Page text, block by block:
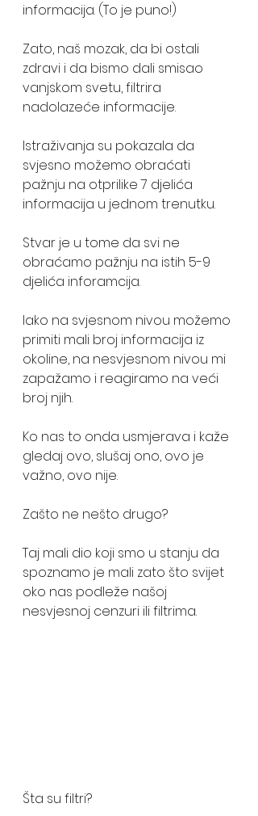
informacija. (To je puno!)
Zato, naš mozak, da bi ostali
zdravi i da bismo dali smisao
vanjskom svetu, filtrira
nadolazeće informacije.
Istraživanja su pokazala da
svjesno možemo obraćati
pažnju na otprilike 7 djelića
informacija u jednom trenutku.
Stvar je u tome da svi ne
obraćamo pažnju na istih 5-9
djelića inforamcija.
Iako na svjesnom nivou možemo
primiti mali broj informacija iz
okoline, na nesvjesnom nivou mi
zapažamo i reagiramo na veći
broj njih.
Ko nas to onda usmjerava i kaže
gledaj ovo, slušaj ono, ovo je
važno, ovo nije.
Zašto ne nešto drugo?
Taj mali dio koji smo u stanju da
spoznamo je mali zato što svijet
oko nas podleže našoj
nesvjesnoj cenzuri ili filtrima.
Šta su filtri?